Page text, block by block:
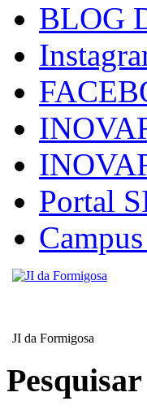
BLOG
Portal
JI da Formigosa
EB Escultor Antº
Pesquisar